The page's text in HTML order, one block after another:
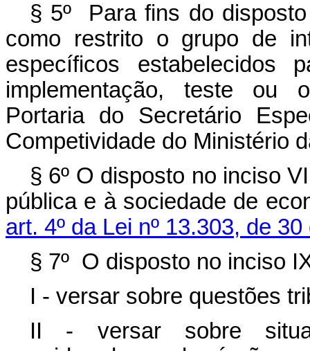
§ 5º Para fins do
como restrito o grupo de
específicos estabelecidos
implementação, teste ou
Portaria do Secretário
Competividade do Ministério
§ 6º O disposto no inciso
pública e à sociedade de
art. 4º da Lei nº 13.303, de
§ 7º O disposto no inciso
I - versar sobre questões
II - versar sobre